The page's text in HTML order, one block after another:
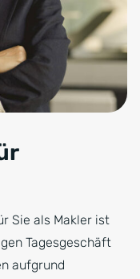
Sie als Makler ist
Tagesgeschäft
aufgrund